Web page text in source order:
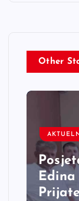
Other
Edina